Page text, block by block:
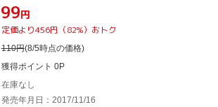
¥99円
定価より456円（82%）おトク
110円(8/5時点の価格)
獲得ポイント 0P
在庫なし
発売年月日：2017/11/16